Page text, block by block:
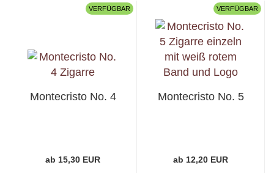
VERFÜGBAR
Montecristo No. 4
ab 15,30 EUR
VERFÜGBAR
Montecristo No. 5
ab 12,20 EUR